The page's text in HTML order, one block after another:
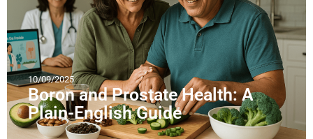
10/09/2025
Boron and Prostate Health: A
Plain-English Guide